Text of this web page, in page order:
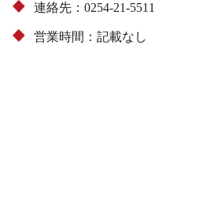
連絡先：0254-21-5511
営業時間：記載なし